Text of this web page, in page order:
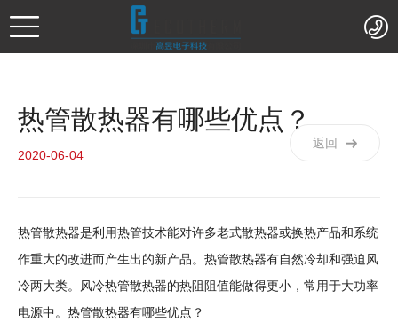
热管散热器有哪些优点？
2020-06-04
返回
热管散热器是利用热管技术能对许多老式散热器或换热产品和系统
作重大的改进而产生出的新产品。热管散热器有自然冷却和强迫风
冷两大类。风冷热管散热器的热阻阻值能做得更小，常用于大功率
电源中。热管散热器有哪些优点？